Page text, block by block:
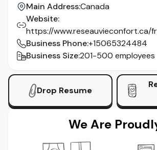
Main Address:Canada
Website:
https://www.reseauvieconfort.ca/
Business Phone:+15065324484
Business Size:201-500 employees
Drop Resume
We Are